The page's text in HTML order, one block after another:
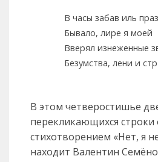
В часы забав иль
Бывало, лире я моей
Вверял изнеженные
Безумства, лени и
В этом четверостишье
перекликающихся строки
стихотворением «Нет, я
находит Валентин